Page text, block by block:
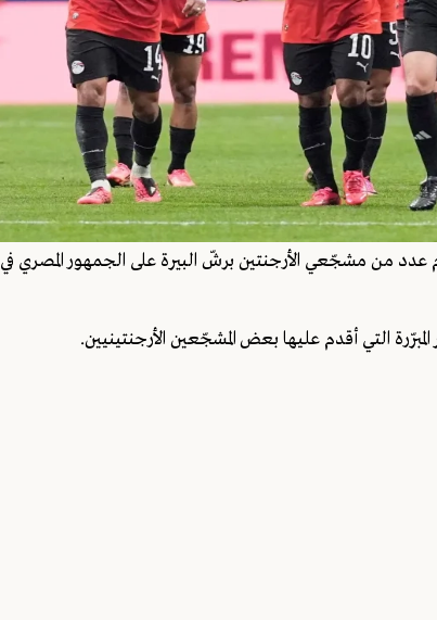
عدد من مشجّعي الأرجنتين برشّ البيرة على الجمهور المصري في
التي أقدم عليها بعض المشجّعين الأرجنتينيين.